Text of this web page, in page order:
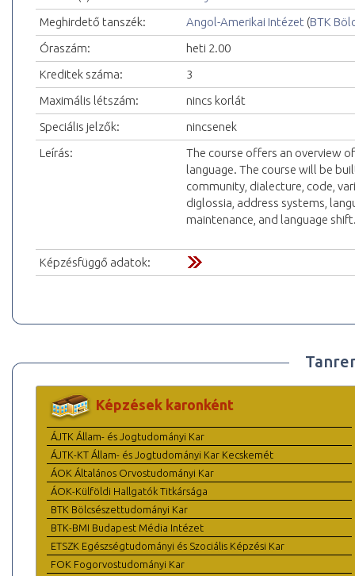
Meghirdető tanszék:
Angol-Amerikai Intézet (BTK
Óraszám:
heti 2.00
Kreditek száma:
3
Maximális létszám:
nincs korlát
Speciális jelzők:
nincsenek
Leírás:
The course offers an overview
language. The course will be
community, dialecture, code,
diglossia, address systems,
maintenance, and language
Képzésfüggő adatok:
Képzések karonként
ÁJTK Állam- és Jogtudományi Kar
ÁJTK-KT Állam- és Jogtudományi Kar Kecskemét
ÁOK Általános Orvostudományi Kar
ÁOK-Külföldi Hallgatók Titkársága
BTK Bölcsészettudományi Kar
BTK-BMI Budapest Média Intézet
ETSZK Egészségtudományi és Szociális Képzési Kar
FOK Fogorvostudományi Kar